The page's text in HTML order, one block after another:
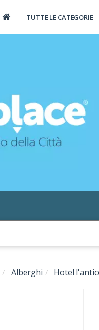
TUTTE LE CATEGORIE
Alberghi Hotel